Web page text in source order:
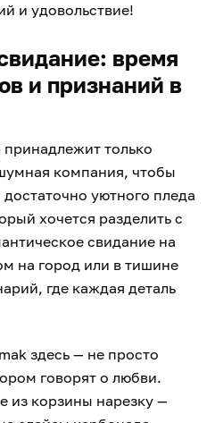
и удовольствие!
время
и признаний в
принадлежит только
компания, чтобы
уютного пледа
хочется разделить с
свидание на
на город или в тишине
где каждая деталь
здесь — не просто
говорят о любви.
из корзины нарезку —